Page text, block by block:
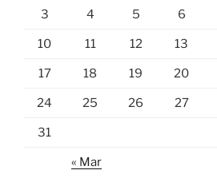
3 4 5 6
10 11 12 13
17 18 19 20
24 25 26 27
31
« Mar